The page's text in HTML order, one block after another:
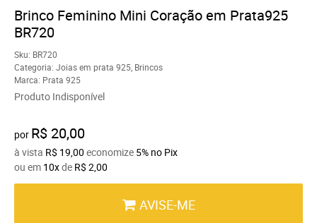
Brinco Feminino Mini Coração em Prata925
BR720
Sku: BR720
Categoria: Joias em prata 925 Brincos
Marca: Prata 925
Produto Indisponível
por R$ 20,00
à vista R$ 19,00 economize 5% no Pix
ou em 10xde R$ 2,00
AVISE-ME